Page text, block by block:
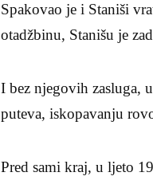
Spakovao je i Staniši
otadžbinu, Stanišu je
I bez njegovih zasluga,
puteva, iskopavanju
Pred sami kraj, u ljeto